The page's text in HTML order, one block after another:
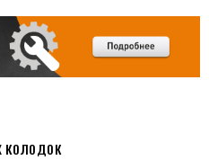
КОЛОДОК